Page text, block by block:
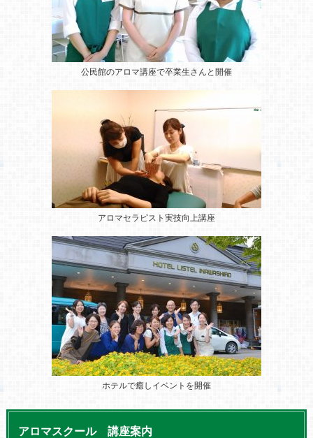
公民館のアロマ講座で卒業生さんと開催
アロマセラピスト実技向上講座
ホテルで癒しイベントを開催
アロマスクール 講座案内